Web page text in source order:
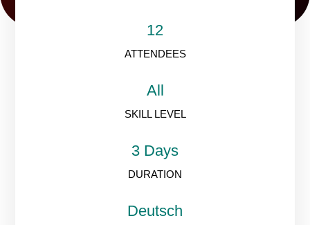
12
ATTENDEES
All
SKILL LEVEL
3 Days
DURATION
Deutsch